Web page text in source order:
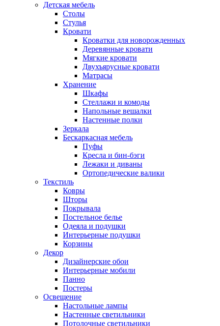
Детская мебель
Столы
Стулья
Кровати
Кроватки для новорожденных
Деревянные кровати
Мягкие кровати
Двухъярусные кровати
Матрасы
Хранение
Шкафы
Стеллажи и комоды
Напольные вешалки
Настенные полки
Зеркала
Бескаркасная мебель
Пуфы
Кресла и бин-бэги
Лежаки и диваны
Ортопедические валики
Текстиль
Ковры
Шторы
Покрывала
Постельное белье
Одеяла и подушки
Интерьерные подушки
Корзины
Декор
Дизайнерские обои
Интерьерные мобили
Панно
Постеры
Освещение
Настольные лампы
Настенные светильники
Потолочные светильники